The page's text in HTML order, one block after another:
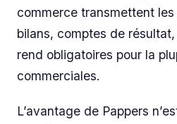
commerce transmettent
bilans, comptes de
rend obligatoires pour la
commerciales.
L’avantage de Pappers